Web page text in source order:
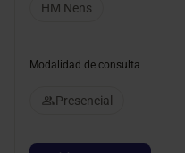
HM Nens
Modalidad de consulta
Presencial